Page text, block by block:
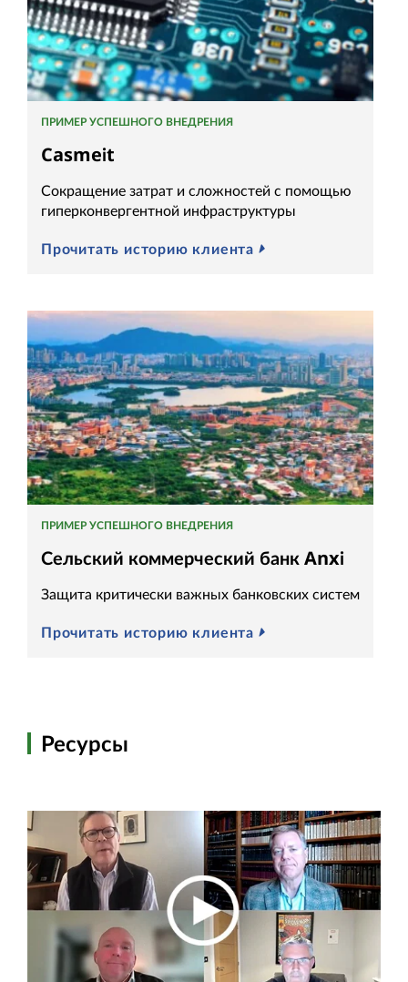
ПРИМЕР УСПЕШНОГО ВНЕДРЕНИЯ
Casmeit
Сокращение затрат и сложностей с помощью
гиперконвергентной инфраструктуры
Прочитать историю клиента
ПРИМЕР УСПЕШНОГО ВНЕДРЕНИЯ
Сельский коммерческий банк Anxi
Защита критически важных банковских систем
Прочитать историю клиента
Ресурсы